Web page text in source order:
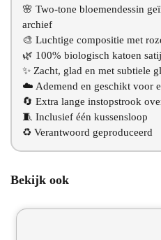
🌸 Two-tone bloemendessin
archief
🎨 Luchtige compositie met
🌿 100% biologisch katoen
✨ Zacht, glad en met subtiele
☁️ Ademend en geschikt voor
🔄 Extra lange instopstrook
🧵 Inclusief één kussensloop
♻️ Verantwoord geproduceerd
Bekijk ook